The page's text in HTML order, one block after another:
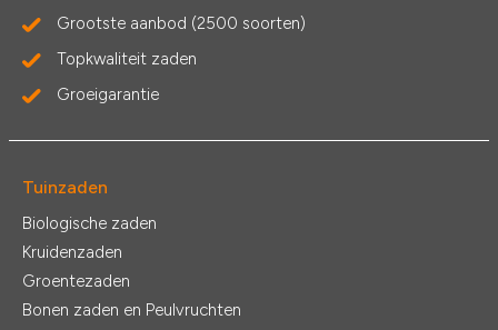
Grootste aanbod (2500 soorten)
Topkwaliteit zaden
Groeigarantie
Tuinzaden
Biologische zaden
Kruidenzaden
Groentezaden
Bonen zaden en Peulvruchten